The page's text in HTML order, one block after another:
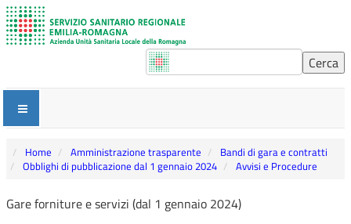
Home Amministrazione trasparente
Bandi di gara e contratti
Obblighi di pubblicazione dal 1 gennaio 2024
Avvisi e Procedure
Gare forniture e servizi (dal 1 gennaio 2024)